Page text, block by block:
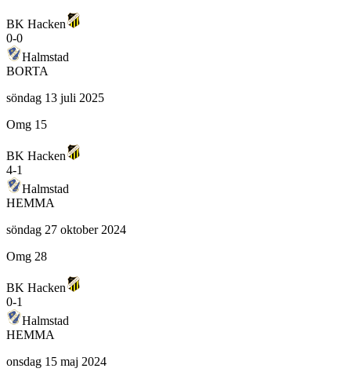
BK Hacken
0-0
Halmstad
BORTA
söndag 13 juli 2025
Omg 15
BK Hacken
4-1
Halmstad
HEMMA
söndag 27 oktober 2024
Omg 28
BK Hacken
0-1
Halmstad
HEMMA
onsdag 15 maj 2024